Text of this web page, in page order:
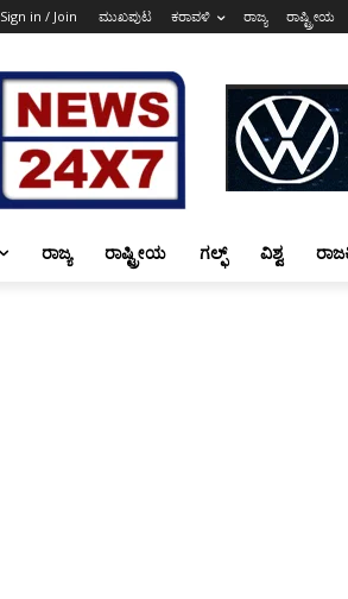
Sign in / Join ಮುಖಪುಟ ಕರಾವಳಿ ರಾಜ್ಯ ರಾಷ್ಟ್ರೀಯ
ರಾಜ್ಯ ರಾಷ್ಟ್ರೀಯ ಗಲ್ಫ್ ವಿಶ್ವ